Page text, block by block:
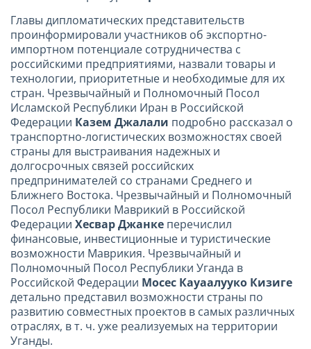
Главы дипломатических представительств
проинформировали участников об экспортно-
импортном потенциале сотрудничества с
российскими предприятиями, назвали товары и
технологии, приоритетные и необходимые для их
стран. Чрезвычайный и Полномочный Посол
Исламской Республики Иран в Российской
Федерации Казем Джалали подробно рассказал о
транспортно-логистических возможностях своей
страны для выстраивания надежных и
долгосрочных связей российских
предпринимателей со странами Среднего и
Ближнего Востока. Чрезвычайный и Полномочный
Посол Республики Маврикий в Российской
Федерации Хесвар Джанке перечислил
финансовые, инвестиционные и туристические
возможности Маврикия. Чрезвычайный и
Полномочный Посол Республики Уганда в
Российской Федерации Мосес Кауаалууко Кизиге
детально представил возможности страны по
развитию совместных проектов в самых различных
отраслях, в т. ч. уже реализуемых на территории
Уганды.